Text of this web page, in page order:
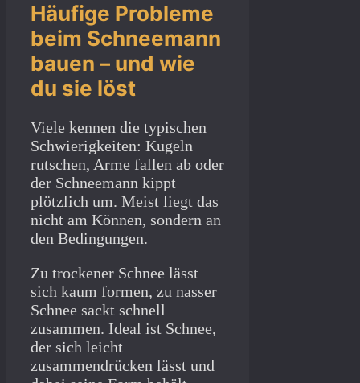
Häufige Probleme
beim Schneemann
bauen – und wie
du sie löst
Viele kennen die typischen
Schwierigkeiten: Kugeln
rutschen, Arme fallen ab oder
der Schneemann kippt
plötzlich um. Meist liegt das
nicht am Können, sondern an
den Bedingungen.
Zu trockener Schnee lässt
sich kaum formen, zu nasser
Schnee sackt schnell
zusammen. Ideal ist Schnee,
der sich leicht
zusammendrücken lässt und